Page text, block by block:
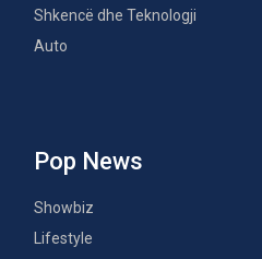
Shkencë dhe Teknologji
Auto
Pop News
Showbiz
Lifestyle